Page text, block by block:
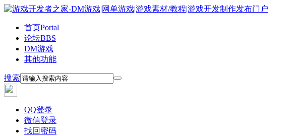
首页Portal
论坛BBS
DM游戏
其他功能
搜索
QQ登录
微信登录
找回密码